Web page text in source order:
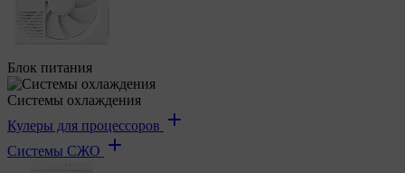
Блок питания
Системы охлаждения
Кулеры для процессоров
Системы СЖО